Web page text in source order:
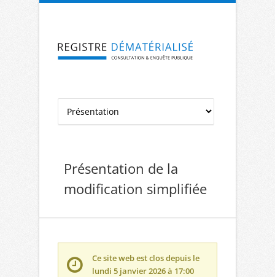
Aller à la navigation Aller au contenu
Présentation de la
modification simplifiée
Ce site web est clos depuis le
lundi 5 janvier 2026 à 17:00